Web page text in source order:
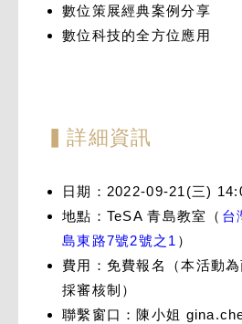
數位策展經典案例分享
數位科技的全方位應用
▍詳細資訊
日期：2022-09-21(三)
地點：TeSA 青島教室（ 台
島東路7號2號之1 ）
費用：免費報名（本活動
採審核制）
聯繫窗口：陳小姐